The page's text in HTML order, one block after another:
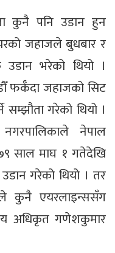
कुनै पनि उडान हुन
जहाजले बुधबार र
भरेको थियो ।
फर्कँदा जहाजको सिट
गरेको थियो ।
नेपाल
साल माघ १ गतेदेखि
गरेको थियो । तर
कुनै एयरलाइन्ससँग
अधिकृत गणेशकुमार